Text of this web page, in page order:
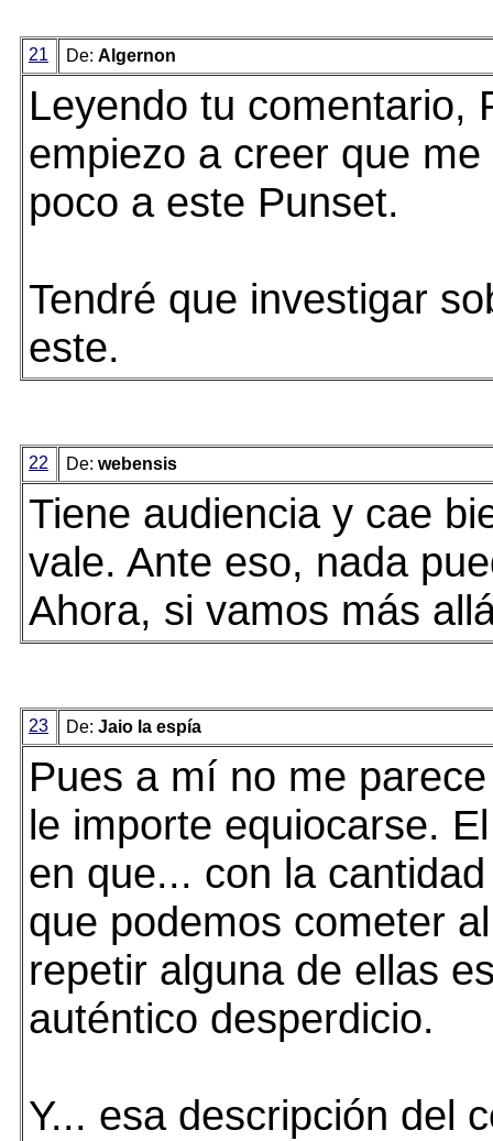
21 De: Algernon
Leyendo tu comentario,
empiezo a creer que
poco a este Punset.
Tendré que investigar
este.
22 De: webensis
Tiene audiencia y cae
vale. Ante eso, nada
Ahora, si vamos más
23 De: Jaio la espía
Pues a mí no me
le importe equiocarse.
en que... con la
que podemos cometer
repetir alguna de ellas
auténtico desperdicio.
Y... esa descripción del